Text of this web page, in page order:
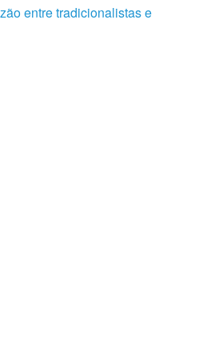
entre tradicionalistas e